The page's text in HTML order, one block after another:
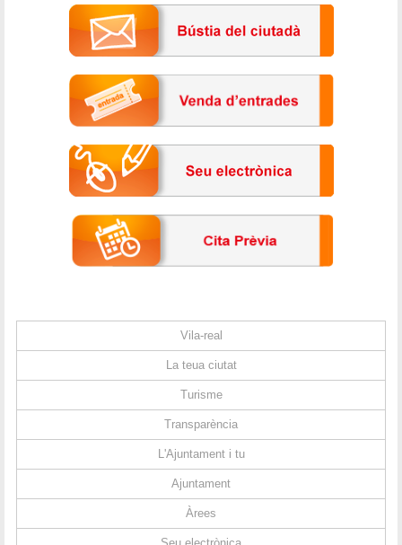
Vila-real
La teua ciutat
Turisme
Transparència
L'Ajuntament i tu
Ajuntament
Àrees